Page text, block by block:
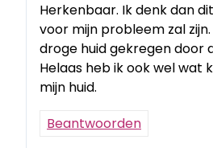
Herkenbaar. Ik denk dan
voor mijn probleem zal
droge huid gekregen door
Helaas heb ik ook wel wat
mijn huid.
Beantwoorden